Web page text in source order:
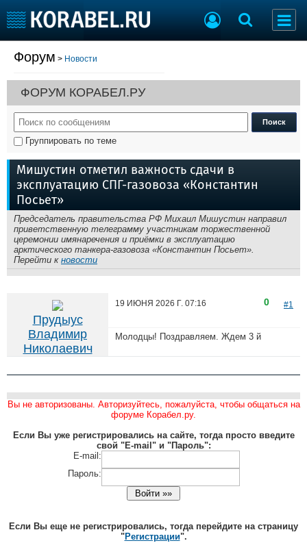
Судостроение
Пульс
Новости
Компании
Репутация
Работа
Крюинг
Журнал
Реклама
Доска объявлений
Продажа флота
Оборудование
Изделия
Услуги
Конференции
Выставки и семинары
Личности
Флот
Галерея флота
Форум
Все службы
Форум > Новости
ФОРУМ КОРАБЕЛ.РУ
Группировать по теме
Мишустин отметил важность сдачи в
эксплуатацию СПГ-газовоза «Константин
Посьет»
Председатель правительства РФ Михаил Мишустин направил
приветственную телеграмму участникам торжественной
церемонии имянаречения и приёмки в эксплуатацию
арктического танкера-газовоза «Константин Посьет».
Перейти к новости
Прудыус
Владимир
Николаевич
19 ИЮНЯ 2026 Г. 07:16 #1
0
Молодцы! Поздравляем. Ждем 3 й
Вы не авторизованы. Авторизуйтесь, пожалуйста, чтобы общаться на
форуме Корабел.ру.
Если Вы уже регистрировались на сайте, тогда просто введите
свой "E-mail" и "Пароль":
E-mail:
Пароль:
Если Вы еще не регистрировались, тогда перейдите на страницу
"Регистрации".